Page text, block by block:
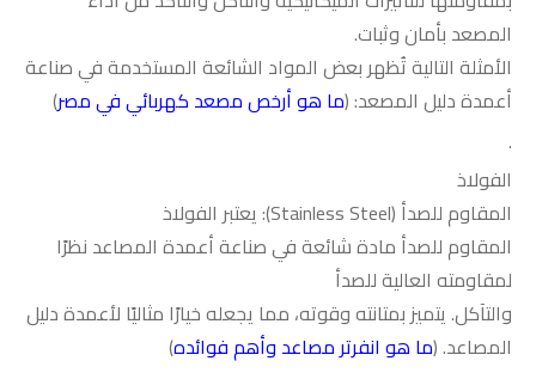
المصعد بأمان وثبات.
الأمثلة التالية تُظهر بعض المواد الشائعة المستخدمة في صناعة
أعمدة دليل المصعد: (ما هو أرخص مصعد كهربائي في مصر)
·
الفولاذ
المقاوم للصدأ (Stainless Steel):
يعتبر الفولاذ
المقاوم للصدأ مادة شائعة في صناعة أعمدة المصاعد نظرًا
لمقاومته العالية للصدأ
والتآكل. يتميز بمتانته وقوته، مما يجعله خيارًا مثاليًا لأعمدة دليل
المصاعد. (ما هو انفرتر مصاعد وأهم فوائده)